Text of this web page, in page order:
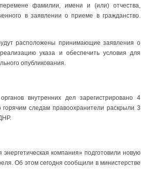
фамилии, имени и (или) отчества,
в заявлении о приеме в гражданство.
расположены принимающие заявления о
указа и обеспечить условия для
опубликования.
внутренних дел зарегистрировано 4
следам правоохранители раскрыли 3
компания» подготовили новую
Об этом сегодня сообщили в министерстве